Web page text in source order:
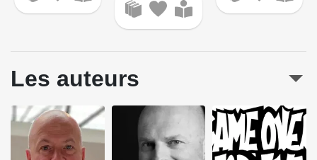
Les auteurs